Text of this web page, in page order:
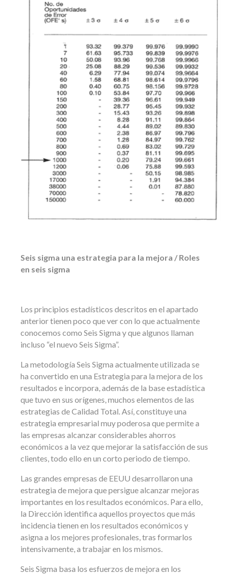
Seis sigma una estrategia para la mejora / Roles
en seis sigma
Los principios estadísticos descritos en el apartado
anterior tienen poco que ver con lo que actualmente
conocemos como Seis Sigma y que algunos llaman
incluso “el nuevo Seis Sigma”.
La metodología Seis Sigma actualmente utilizada se
ha convertido en una Estrategia para la mejora de los
resultados e incorpora, además de la base estadística
que tuvo en sus orígenes, muchos elementos de las
estrategias de Calidad Total. Así, constituye una
estrategia empresarial muy poderosa que permite a
las empresas alcanzar considerables ahorros
económicos a la vez que mejorar la satisfacción de sus
clientes, todo ello en un corto periodo de tiempo.
Las grandes empresas de EEUU desarrollaron una
estrategia de mejora que persigue alcanzar mejoras
importantes en los resultados económicos. Para ello,
la Dirección identifica aquellos proyectos que más
incidencia tienen en los resultados económicos y
asigna a los mejores profesionales, tras formarlos
intensivamente, a trabajar en los mismos.
Seis Sigma basa los esfuerzos de mejora en los